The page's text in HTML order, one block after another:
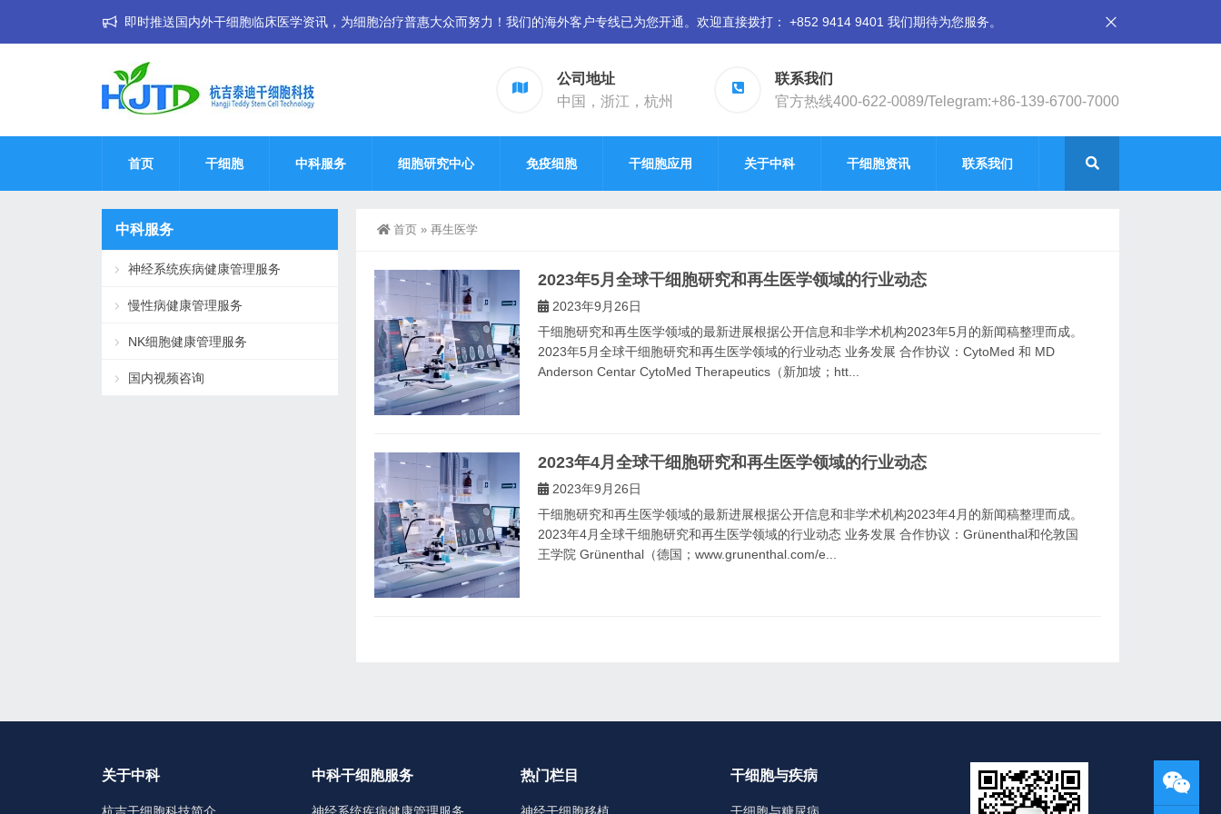
即时推送国内外干细胞临床医学资讯，为细胞治疗普惠大众而努力！我们的海外客户专线已为您开通。欢迎直接拨打： +852 9414 9401 我们期待为您服务。
公司地址
中国，浙江，杭州
联系我们
官方热线400-622-0089/Telegram:+86-139-6700-7000
首页 干细胞 中科服务 细胞研究中心 免疫细胞 干细胞应用 关于中科 干细胞资讯 联系我们
首页 » 再生医学
2023年5月全球干细胞研究和再生医学领域的行业动态
2023年9月26日
干细胞研究和再生医学领域的最新进展根据公开信息和非学术机构2023年5月的新闻稿整理而成。
2023年5月全球干细胞研究和再生医学领域的行业动态 业务发展 合作协议：CytoMed 和 MD
Anderson Centar CytoMed Therapeutics（新加坡；htt...
2023年4月全球干细胞研究和再生医学领域的行业动态
2023年9月26日
干细胞研究和再生医学领域的最新进展根据公开信息和非学术机构2023年4月的新闻稿整理而成。
2023年4月全球干细胞研究和再生医学领域的行业动态 业务发展 合作协议：Grünenthal和伦敦国
王学院 Grünenthal（德国；www.grunenthal.com/e...
中科服务
神经系统疾病健康管理服务
慢性病健康管理服务
NK细胞健康管理服务
国内视频咨询
关于中科 中科干细胞服务 热门栏目 干细胞与疾病